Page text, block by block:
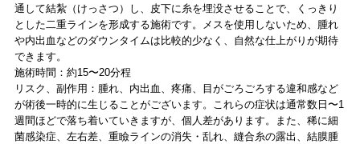
通して結紮（けっさつ）し、皮下に糸を埋没させることで、くっきり
とした二重ラインを形成する施術です。メスを使用しないため、腫れ
や内出血などのダウンタイムは比較的少なく、自然な仕上がりが期待
できます。
施術時間：約15〜20分程
リスク、副作用：腫れ、内出血、疼痛、目がごろごろする違和感など
が術後一時的に生じることがございます。これらの症状は通常数日〜1
週間ほどで落ち着いていきますが、個人差があります。また、稀に細
菌感染症、左右差、重瞼ラインの消失・乱れ、縫合糸の露出、結膜腫